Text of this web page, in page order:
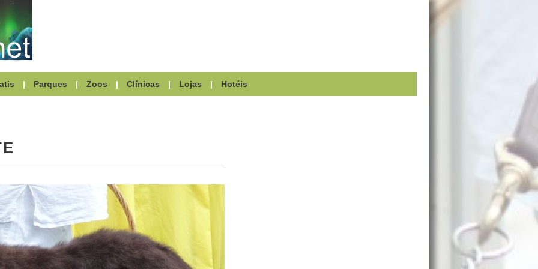
| Parques | Zoos | Clínicas | Lojas | Hotéis